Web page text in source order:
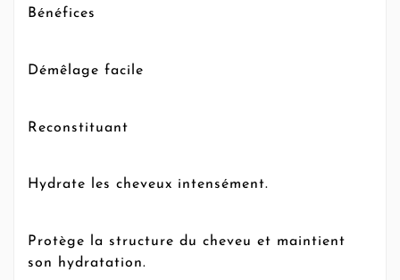
Bénéfices
Démêlage facile
Reconstituant
Hydrate les cheveux intensément.
Protège la structure du cheveu et maintient
son hydratation.